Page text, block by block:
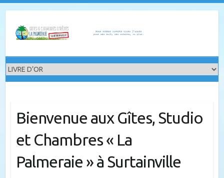
content
Bienvenue aux Gîtes, Studio
et Chambres « La
Palmeraie » à Surtainville